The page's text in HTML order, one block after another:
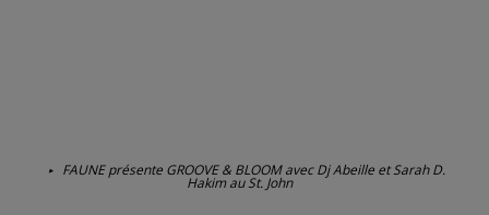
FAUNE présente GROOVE & BLOOM avec Dj Abeille et Sarah D.
Hakim au St. John